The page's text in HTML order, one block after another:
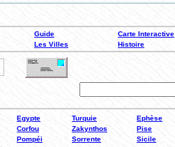
Guide
Carte Interactive
Les Villes Histoire
Egypte Turquie
Ephèse
Corfou Zakynthos
Pise
Pompéi Sorrente Sicile